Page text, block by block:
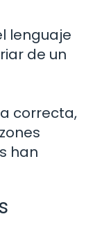
lenguaje
de un
correcta,
han